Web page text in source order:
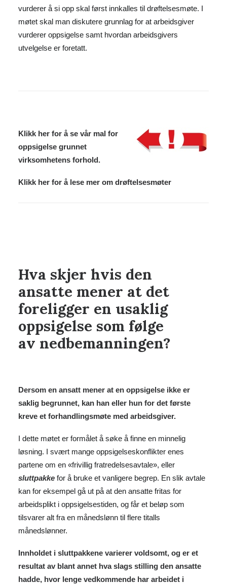
vurderer å si opp skal først innkalles til drøftelsesmøte. I
møtet skal man diskutere grunnlag for at arbeidsgiver
vurderer oppsigelse samt hvordan arbeidsgivers
utvelgelse er foretatt.
Klikk her for å se vår mal for
oppsigelse grunnet
virksomhetens forhold.
Klikk her for å lese mer om drøftelsesmøter
Hva skjer hvis den
ansatte mener at det
foreligger en usaklig
oppsigelse som følge
av nedbemanningen?
Dersom en ansatt mener at en oppsigelse ikke er
saklig begrunnet, kan han eller hun for det første
kreve et forhandlingsmøte med arbeidsgiver.
I dette møtet er formålet å søke å finne en minnelig
løsning. I svært mange oppsigelseskonflikter enes
partene om en «frivillig fratredelsesavtale», eller
sluttpakke for å bruke et vanligere begrep. En slik avtale
kan for eksempel gå ut på at den ansatte fritas for
arbeidsplikt i oppsigelsestiden, og får et beløp som
tilsvarer alt fra en månedslønn til flere titalls
månedslønner.
Innholdet i sluttpakkene varierer voldsomt, og er et
resultat av blant annet hva slags stilling den ansatte
hadde, hvor lenge vedkommende har arbeidet i